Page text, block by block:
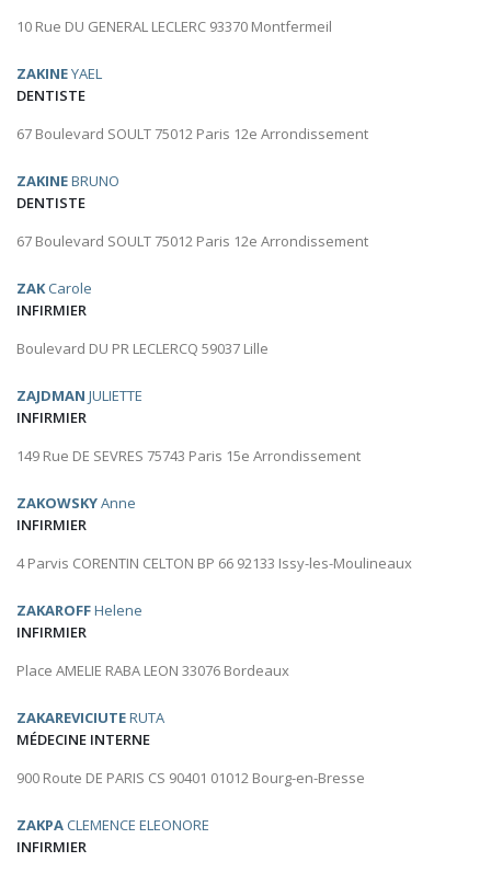
10 Rue DU GENERAL LECLERC 93370 Montfermeil
ZAKINEYAEL
DENTISTE
67 Boulevard SOULT 75012 Paris 12e Arrondissement
ZAKINEBRUNO
DENTISTE
67 Boulevard SOULT 75012 Paris 12e Arrondissement
ZAKCarole
INFIRMIER
Boulevard DU PR LECLERCQ 59037 Lille
ZAJDMAN JULIETTE
INFIRMIER
149 Rue DE SEVRES 75743 Paris 15e Arrondissement
ZAKOWSKYAnne
INFIRMIER
4 Parvis CORENTIN CELTON BP 66 92133 Issy-les-Moulineaux
ZAKAROFFHelene
INFIRMIER
Place AMELIE RABA LEON 33076 Bordeaux
ZAKAREVICIUTERUTA
MÉDECINE INTERNE
900 Route DE PARIS CS 90401 01012 Bourg-en-Bresse
ZAKPA CLEMENCE ELEONORE
INFIRMIER